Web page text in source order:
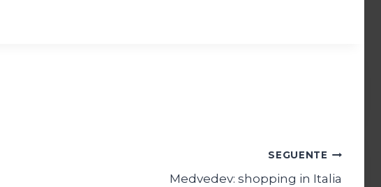
SEGUENTE
Medvedev: shopping in Italia